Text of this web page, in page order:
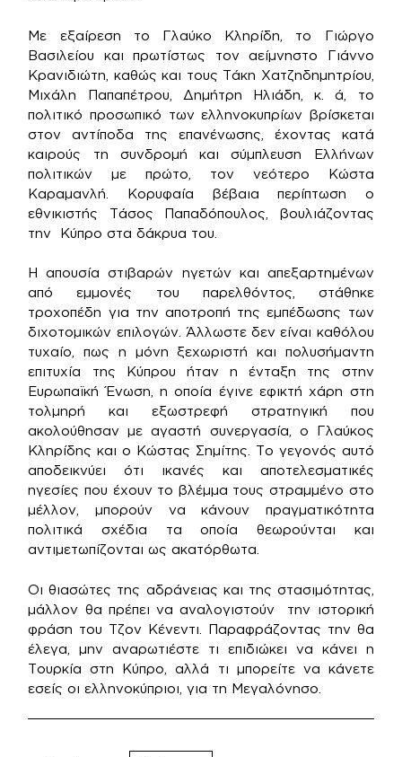
Με εξαίρεση το Γλαύκο Κληρίδη, το Γιώργο
Βασιλείου και πρωτίστως τον αείμνηστο Γιάννο
Κρανιδιώτη, καθώς και τους Τάκη Χατζηδημητρίου,
Μιχάλη Παπαπέτρου, Δημήτρη Ηλιάδη, κ. ά, το
πολιτικό προσωπικό των ελληνοκυπρίων βρίσκεται
στον αντίποδα της επανένωσης, έχοντας κατά
καιρούς τη συνδρομή και σύμπλευση Ελλήνων
πολιτικών με πρώτο, τον νεότερο Κώστα
Καραμανλή. Κορυφαία βέβαια περίπτωση ο
εθνικιστής Τάσος Παπαδόπουλος, βουλιάζοντας
την Κύπρο στα δάκρυα του.
Η απουσία στιβαρών ηγετών και απεξαρτημένων
από εμμονές του παρελθόντος, στάθηκε
τροχοπέδη για την αποτροπή της εμπέδωσης των
διχοτομικών επιλογών. Άλλωστε δεν είναι καθόλου
τυχαίο, πως η μόνη ξεχωριστή και πολυσήμαντη
επιτυχία της Κύπρου ήταν η ένταξη της στην
Ευρωπαϊκή Ένωση, η οποία έγινε εφικτή χάρη στη
τολμηρή και εξωστρεφή στρατηγική που
ακολούθησαν με αγαστή συνεργασία, ο Γλαύκος
Κληρίδης και ο Κώστας Σημίτης. Το γεγονός αυτό
αποδεικνύει ότι ικανές και αποτελεσματικές
ηγεσίες που έχουν το βλέμμα τους στραμμένο στο
μέλλον, μπορούν να κάνουν πραγματικότητα
πολιτικά σχέδια τα οποία θεωρούνται και
αντιμετωπίζονται ως ακατόρθωτα.
Οι θιασώτες της αδράνειας και της στασιμότητας,
μάλλον θα πρέπει να αναλογιστούν την ιστορική
φράση του Τζον Κένεντι. Παραφράζοντας την θα
έλεγα, μην αναρωτιέστε τι επιδιώκει να κάνει η
Τουρκία στη Κύπρο, αλλά τι μπορείτε να κάνετε
εσείς οι ελληνοκύπριοι, για τη Μεγαλόνησο.